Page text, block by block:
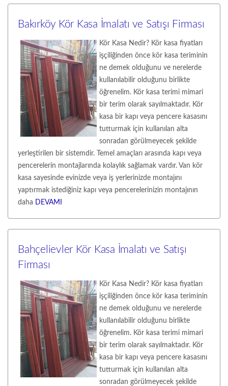
Bakırköy Kör Kasa İmalatı ve Satışı Firması
Kör Kasa Nedir? Kör kasa fiyatları
işçiliğinden önce kör kasa teriminin
ne demek olduğunu ve nerelerde
kullanılabilir olduğunu birlikte
öğrenelim. Kör kasa terimi mimari
bir terim olarak sayılmaktadır. Kör
kasa bir kapı veya pencere kasasını
tutturmak için kullanılan alta
sonradan görülmeyecek şekilde
yerleştirilen bir sistemdir. Temel amaçları arasında kapı veya
pencerelerin montajlarında kolaylık sağlamak vardır. Van kör
kasa sayesinde evinizde veya iş yerlerinizde montajını
yaptırmak istediğiniz kapı veya pencerelerinizin montajının
daha DEVAMI
Bahçelievler Kör Kasa İmalatı ve Satışı
Firması
Kör Kasa Nedir? Kör kasa fiyatları
işçiliğinden önce kör kasa teriminin
ne demek olduğunu ve nerelerde
kullanılabilir olduğunu birlikte
öğrenelim. Kör kasa terimi mimari
bir terim olarak sayılmaktadır. Kör
kasa bir kapı veya pencere kasasını
tutturmak için kullanılan alta
sonradan görülmeyecek şekilde